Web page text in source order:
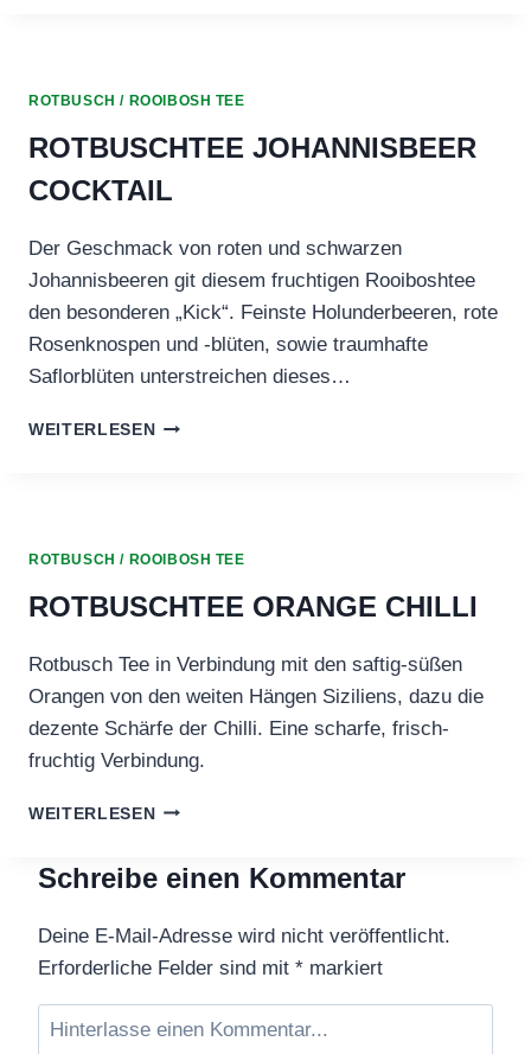
ROTBUSCH / ROOIBOSH TEE
ROTBUSCHTEE JOHANNISBEER
COCKTAIL
Der Geschmack von roten und schwarzen
Johannisbeeren git diesem fruchtigen Rooiboshtee
den besonderen „Kick“. Feinste Holunderbeeren, rote
Rosenknospen und -blüten, sowie traumhafte
Saflorblüten unterstreichen dieses…
WEITERLESENROTBUSCHTEE
ROTBUSCH / ROOIBOSH TEE
ROTBUSCHTEE ORANGE CHILLI
Rotbusch Tee in Verbindung mit den saftig-süßen
Orangen von den weiten Hängen Siziliens, dazu die
dezente Schärfe der Chilli. Eine scharfe, frisch-
fruchtig Verbindung.
WEITERLESENROTBUSCHTEE
Schreibe einen Kommentar
Deine E-Mail-Adresse wird nicht veröffentlicht.
Erforderliche Felder sind mit * markiert